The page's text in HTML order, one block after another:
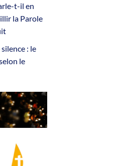
t-il en
la Parole
: le
le